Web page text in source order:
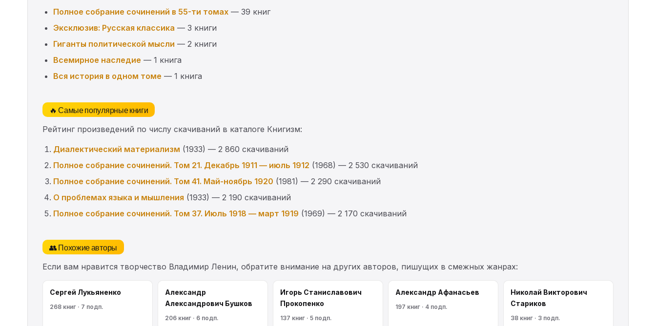
Полное собрание сочинений в 55-ти томах — 39 книг
Эксклюзив: Русская классика — 3 книги
Гиганты политической мысли — 2 книги
Всемирное наследие — 1 книга
Вся история в одном томе — 1 книга
🔥 Самые популярные книги
Рейтинг произведений по числу скачиваний в каталоге Книгизм:
Диалектический материализм (1933) — 2 860 скачиваний
Полное собрание сочинений. Том 21. Декабрь 1911 — июль 1912 (1968) — 2 530 скачиваний
Полное собрание сочинений. Том 41. Май-ноябрь 1920 (1981) — 2 290 скачиваний
О проблемах языка и мышления (1933) — 2 190 скачиваний
Полное собрание сочинений. Том 37. Июль 1918 — март 1919 (1969) — 2 170 скачиваний
👥 Похожие авторы
Если вам нравится творчество Владимир Ленин, обратите внимание на других авторов, пишущих в смежных жанрах:
Сергей Лукьяненко
268 книг · 7 подп.
Александр
Александрович Бушков
206 книг · 6 подп.
Игорь Станиславович
Прокопенко
137 книг · 5 подп.
Александр Афанасьев
197 книг · 4 подп.
Николай Викторович
Стариков
38 книг · 3 подп.